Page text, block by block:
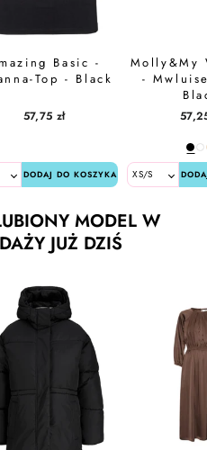
Basic -
Top - Black
57,75 zł
DODAJ DO KOSZYKA
Molly&My
-
MODEL W
JUŻ DZIŚ